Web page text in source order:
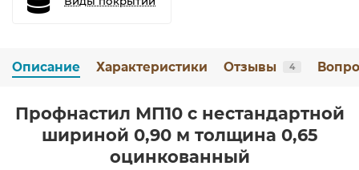
Описание Характеристики Отзывы 4
Профнастил МП10 с нестандартной
шириной 0,90 м толщина 0,65
оцинкованный